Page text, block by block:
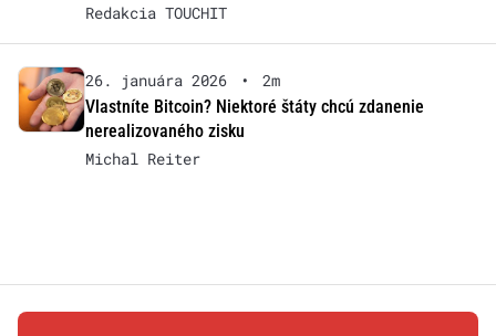
Redakcia TOUCHIT
26. januára 2026 •
2m
Vlastníte Bitcoin? Niektoré štáty chcú zdanenie
nerealizovaného zisku
Michal Reiter